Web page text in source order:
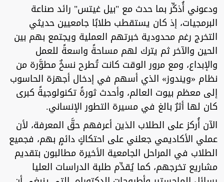
ودعوني أُذكِّر بما حدث مع "بيل غيتس" رائد صناعة
البرمجيات، إذ كان يستقطب طلابًا جامعيين حديثي
التخرج رغم محدودية خبرتهم العملية ويجتمع بهم بين
الحين والآخر ثم يترك لهم مساحةً واسعةً للعمل
والإبداع، ومع مرور الوقت كانت تُطرح نسخٌ مطوَّرة من
نظام «ويندوز» الذي أسهم في إدخال أجهزة الحاسوب
إلى معظم بيوت العالم، وأحدث ثورةً تكنولوجيةً كبرى
كان لها أثرٌ بالغ في مسيرة التطور الإنساني.
الآن أُركز على الطلاب الذين أعرفهم حقَّ المعرفة، لأن
عملي الأكاديمي جعلني على احتكاكٍ دائمٍ بهم، فجميع
الطلاب في المراحل الجامعية الأخيرة مطالبون بتقديم
مشاريع تخرجهم، كما يُقدِّم طلبة الدراسات العليا